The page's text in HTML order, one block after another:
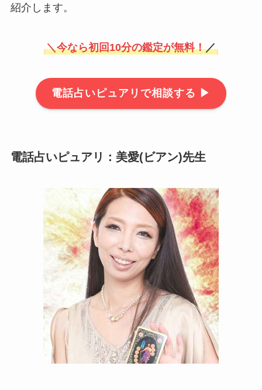
紹介します。
＼今なら初回10分の鑑定が無料！／
電話占いピュアリで相談する ▶
電話占いピュアリ：美愛(ビアン)先生